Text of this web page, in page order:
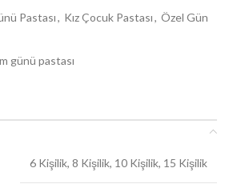
Pastası, Kız Çocuk Pastası, Özel Gün
günü pastası
6 Kişilik, 8 Kişilik, 10 Kişilik, 15 Kişilik